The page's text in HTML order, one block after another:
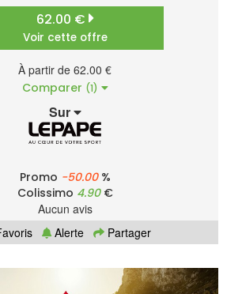
62.00 €
Voir cette offre
À partir de 62.00 €
Comparer (1)
Sur
Promo -50.00%
Colissimo 4.90€
Aucun avis
Alerte Partager